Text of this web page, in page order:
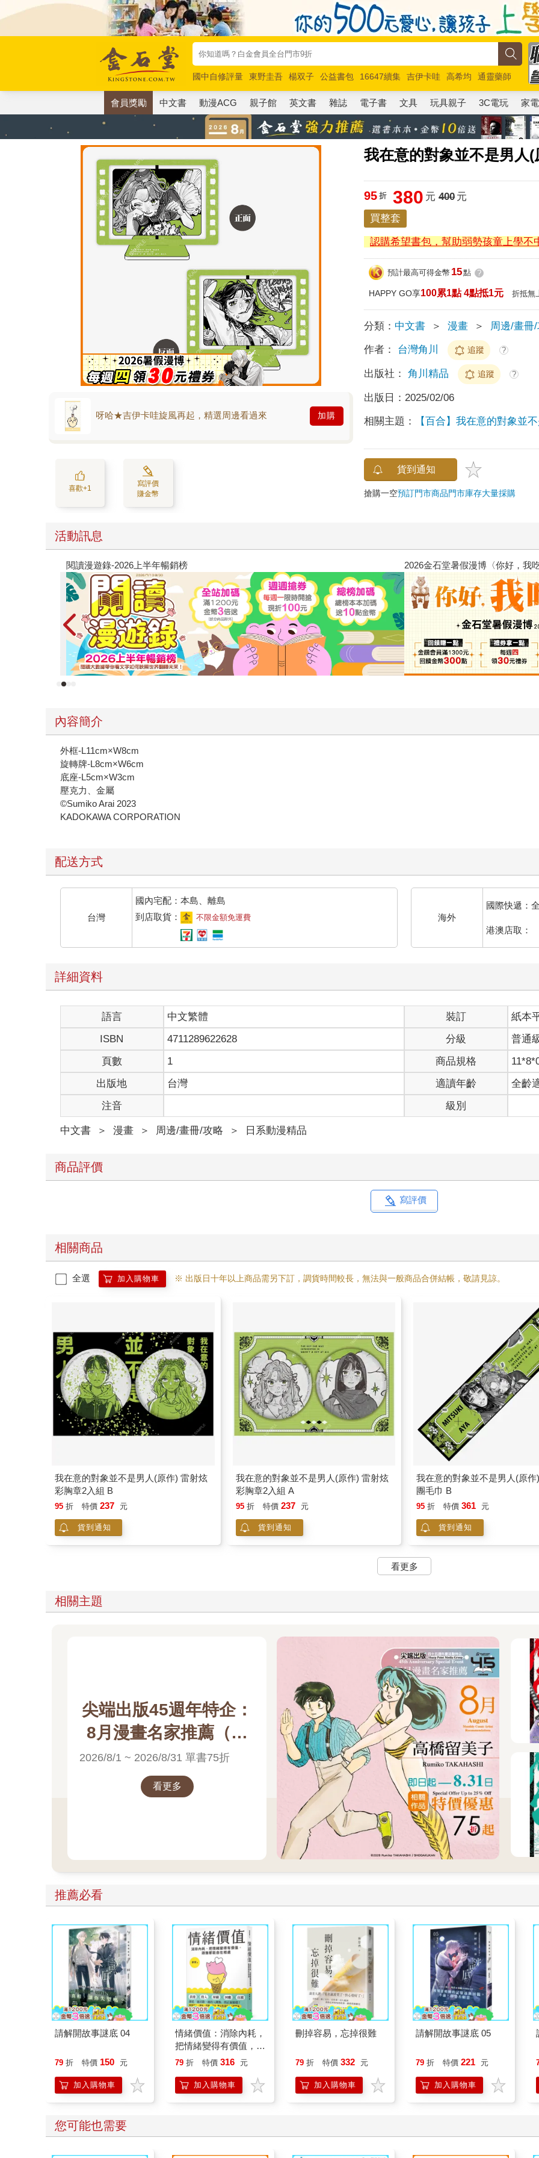
國中自修評量 東野圭吾 楊双子 公益書包 16647續集 吉伊卡哇 高希均
通靈藥師
唯紅花綻放
奧德賽 路邊攤新作 馬斯克 玩具總動員5 超慢跑
會員獎勵 中文書 動漫ACG 親子館 英文書 雜誌 電子書 文具 玩具親子 3C電玩 家電
我在意的對象並不是男人
呀哈★吉伊卡哇旋風再起，精選周邊看過來 加購
喜歡+1
寫評價
賺金幣
95 折 380 元 400元
買整套
認購希望書包，幫助弱勢孩童上學不
預計最高可得金幣 15點 ?
HAPPY GO享100累1點 4點抵1元 折抵無
分類： 中文書 ＞ 漫畫 ＞ 周邊/畫冊
作者： 台灣角川 追蹤 ?
出版社： 角川精品 追蹤 ?
出版日： 2025/02/06
相關主題： 【百合】我在意的對象並
貨到通知
搶購一空預訂門市商品門市庫存大量採購
活動訊息
原本只是跟全校第一美少女商量彼此摯友的戀愛煩惱，不知不覺間她竟成為我最親近
的存在（１）
攻殼機動隊 (1995) 4K數位修復版
內容簡介
外框-L11cm×W8cm
旋轉牌-L8cm×W6cm
底座-L5cm×W3cm
壓克力、金屬
©Sumiko Arai 2023
KADOKAWA CORPORATION
配送方式
台灣
國內宅配：本島、離島
到店取貨：
不限金額免運費 海外
國際快遞：
港澳店取：
詳細資料
語言 中文繁體 裝訂
紙本
ISBN
4711289622628 分級
普通
頁數
1 商品規格
出版地
台灣 適讀年齡
全齡
注音
級別
中文書 ＞ 漫畫 ＞ 周邊/畫冊/攻略 ＞ 日系動漫精品
商品評價
寫評價
相關商品
全選 加入購物車 ※ 出版日十年以上商品需另下訂，調貨時間較長，無法與一般商品合併結帳，敬請見諒。
我在意的對象並不是男人(原作) 雷射炫
彩胸章2入組 B
95 折 特價 237 元
貨到通知
我在意的對象並不是男人(原作) 雷射炫
彩胸章2入組 A
95 折 特價 237 元
貨到通知
我在意的對象並不是男人(原作
團毛巾 B
95 折 特價 361 元
貨到通知
看更多
相關主題
尖端出版45週年特企：
8月漫畫名家推薦（高
橋留美子）電子書展
2026/8/1 ~ 2026/8/31 單書75折
看更多
推薦必看
請解開故事謎底 04
79 折 特價 150 元
加入購物車
情緒價值：消除內耗，
把情緒變得有價值，跟
誰都能自在相處
79 折 特價 316 元
加入購物車
刪掉容易，忘掉很難
79 折 特價 332 元
加入購物車
請解開故事謎底 05
79 折 特價 221 元
加入購物車
您可能也需要